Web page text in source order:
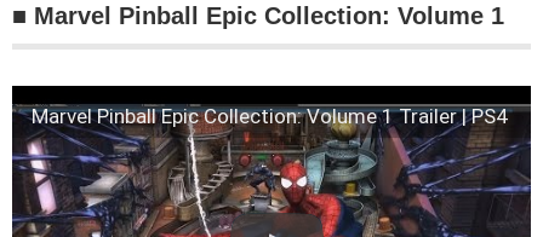
■ Marvel Pinball Epic Collection: Volume 1
Marvel Pinball Epic Collection: Volume 1 Trailer | PS4